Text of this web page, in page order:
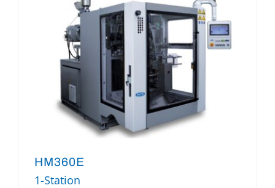
HM360E
1-Station